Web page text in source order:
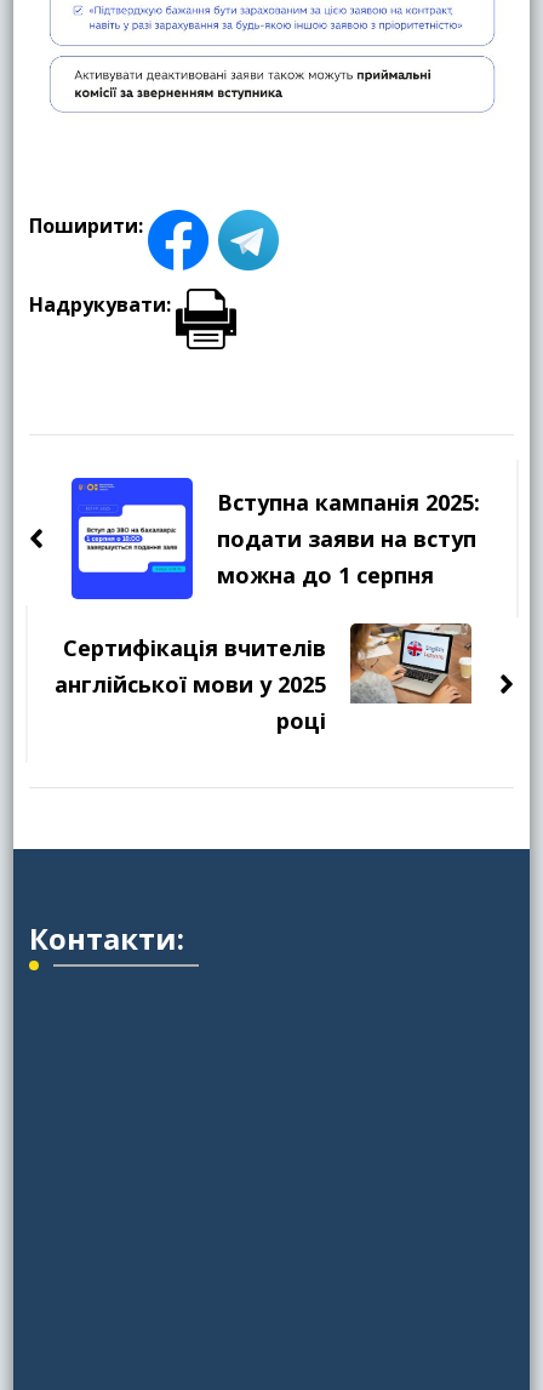
Поширити:
Надрукувати:
запису
Вступна кампанія 2025:
подати заяви на вступ
можна до 1 серпня
Сертифікація вчителів
англійської мови у 2025
році
Контакти: